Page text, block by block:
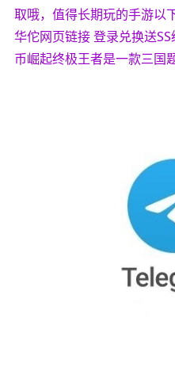
取哦，值得长期玩的手游以
华佗网页链接 登录兑换送
币崛起终极王者是一款三国